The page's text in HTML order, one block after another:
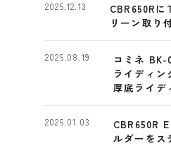
CBR650Rに
リーン取り
2025.12.13
コミネ BK-
ライディン
厚底ライデ
2025.08.19
CBR650R
ルダーをス
2025.01.03